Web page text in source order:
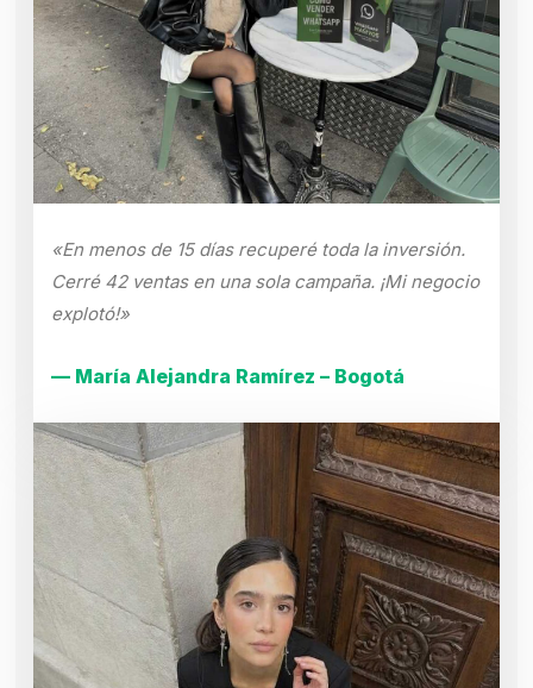
«En menos de 15 días recuperé toda la inversión.
Cerré 42 ventas en una sola campaña. ¡Mi negocio
explotó!»
— María Alejandra Ramírez – Bogotá